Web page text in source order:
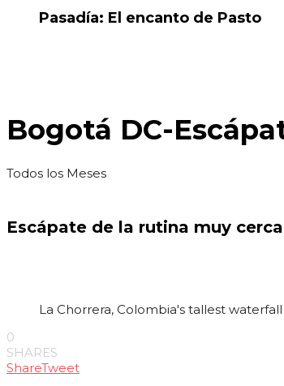
Pasadía: El encanto de Pasto
Bogotá DC-
Todos los Meses
Escápate de la rutina muy
La Chorrera, Colombia's tallest waterfall
0
SHARES
ShareTweet